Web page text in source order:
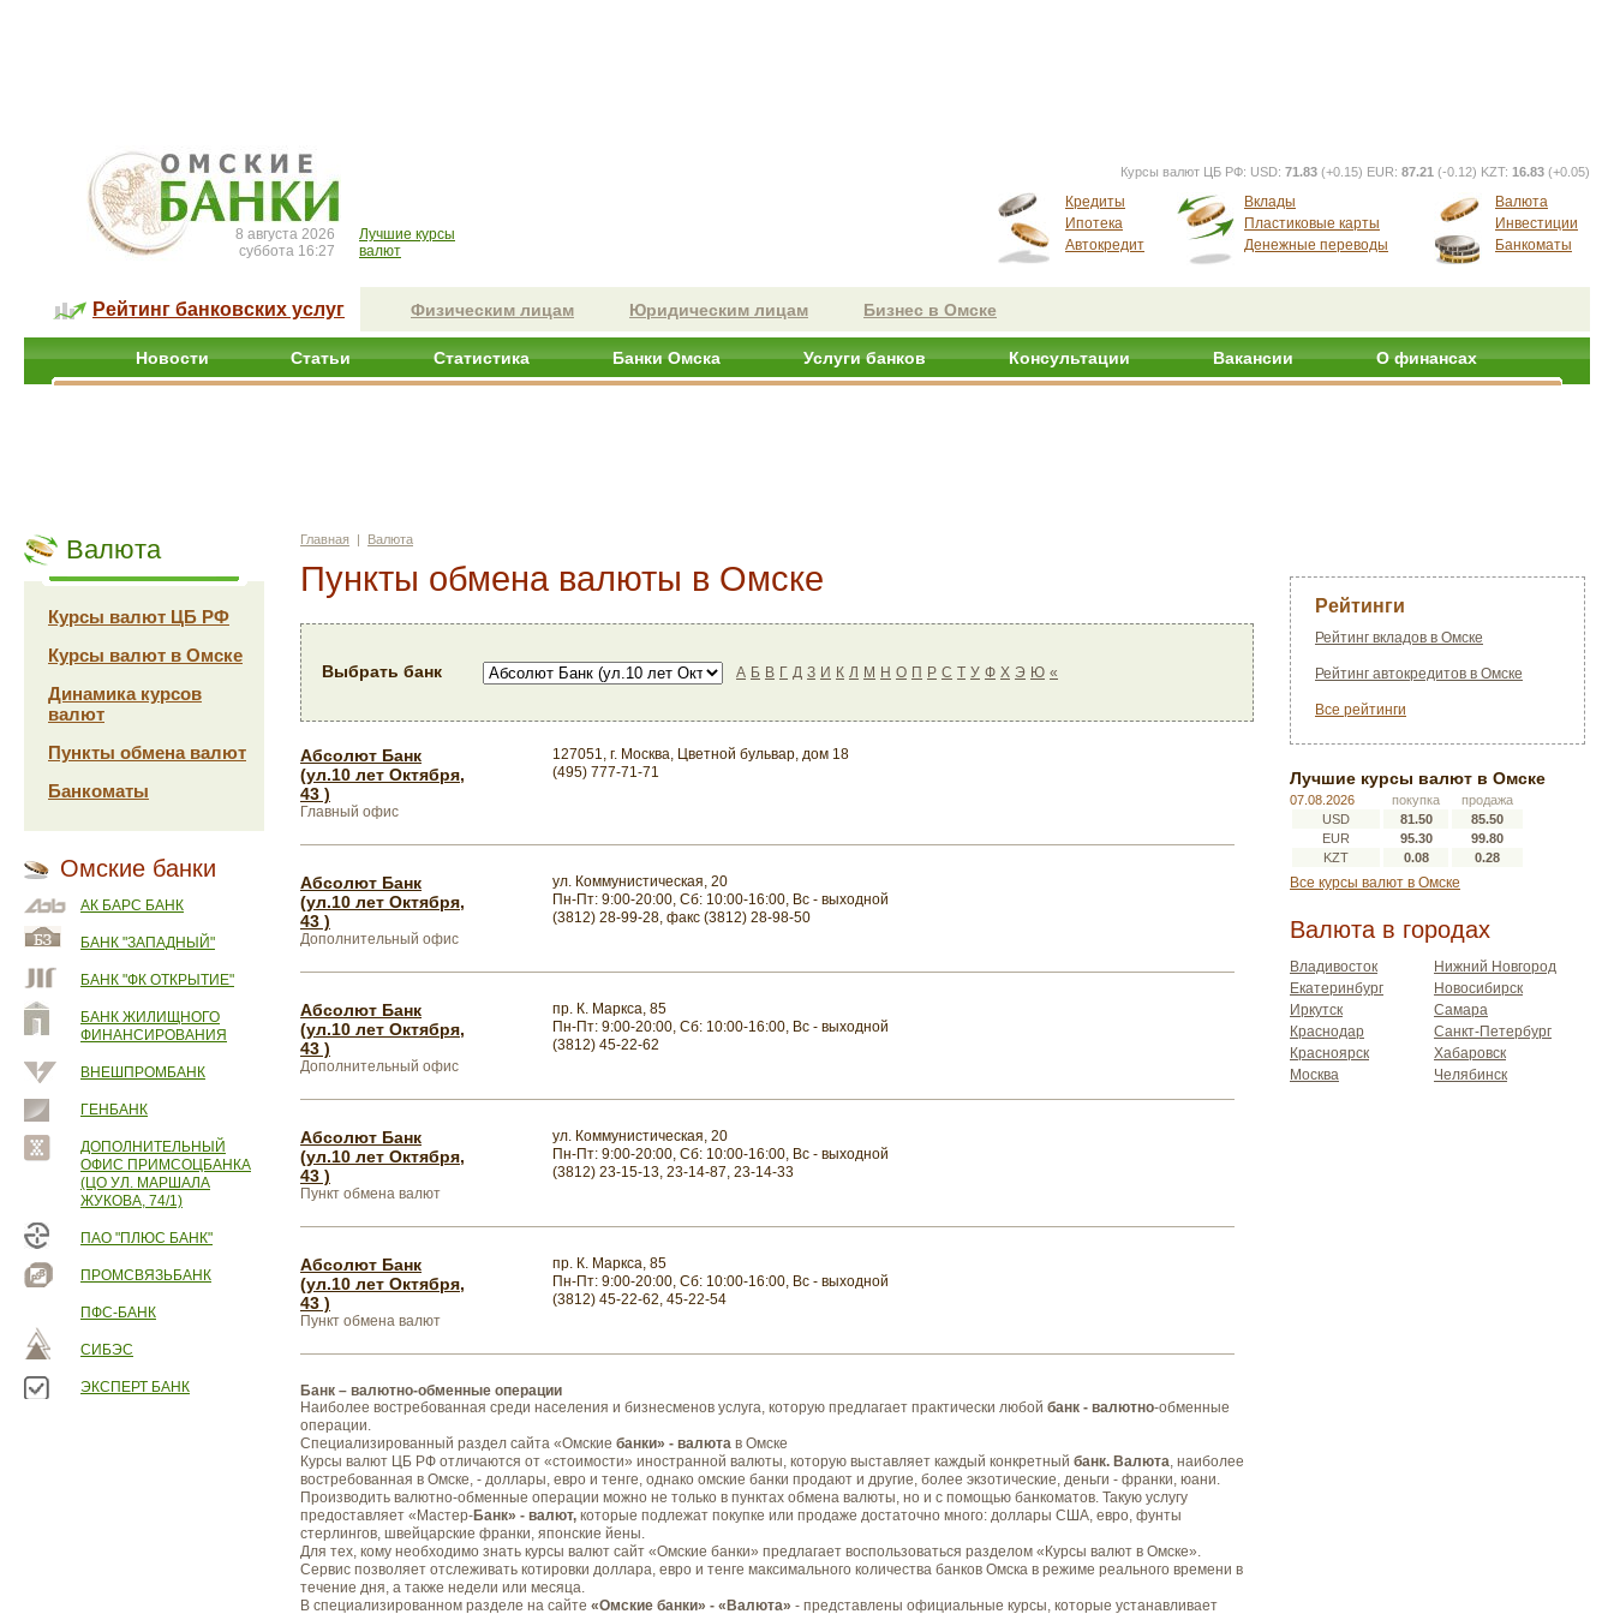
8 августа 2026
суббота 16:27
Лучшие курсы
валют
Курсы валют ЦБ РФ: USD: 71.83 (+0.15) EUR: 87.21 (-0.12) KZT: 16.83 (+0.05)
Кредиты
Ипотека
Автокредит
Вклады
Пластиковые карты
Денежные переводы
Валюта
Инвестиции
Банкоматы
Рейтинг банковских услуг Физическим лицам Юридическим лицам Бизнес в Омске
Новости Статьи Статистика Банки Омска Услуги банков Консультации Вакансии О финансах
Валюта
Курсы валют ЦБ РФ
Курсы валют в Омске
Динамика курсов
валют
Пункты обмена валют
Банкоматы
Омские банки
АК БАРС БАНК
БАНК "ЗАПАДНЫЙ"
БАНК "ФК ОТКРЫТИЕ"
БАНК ЖИЛИЩНОГО
ФИНАНСИРОВАНИЯ
ВНЕШПРОМБАНК
ГЕНБАНК
ДОПОЛНИТЕЛЬНЫЙ
ОФИС ПРИМСОЦБАНКА
(ЦО УЛ. МАРШАЛА
ЖУКОВА, 74/1)
ПАО "ПЛЮС БАНК"
ПРОМСВЯЗЬБАНК
ПФС-БАНК
СИБЭС
ЭКСПЕРТ БАНК
Главная | Валюта
Пункты обмена валюты в Омске
Выбрать банк А Б В Г Д З И К Л М Н О П Р С Т У Ф Х Э Ю «
Абсолют Банк
(ул.10 лет Октября,
43 )
Главный офис
127051, г. Москва, Цветной бульвар, дом 18
(495) 777-71-71
Абсолют Банк
(ул.10 лет Октября,
43 )
Дополнительный офис
ул. Коммунистическая, 20
Пн-Пт: 9:00-20:00, Сб: 10:00-16:00, Вс - выходной
(3812) 28-99-28, факс (3812) 28-98-50
Абсолют Банк
(ул.10 лет Октября,
43 )
Дополнительный офис
пр. К. Маркса, 85
Пн-Пт: 9:00-20:00, Сб: 10:00-16:00, Вс - выходной
(3812) 45-22-62
Абсолют Банк
(ул.10 лет Октября,
43 )
Пункт обмена валют
ул. Коммунистическая, 20
Пн-Пт: 9:00-20:00, Сб: 10:00-16:00, Вс - выходной
(3812) 23-15-13, 23-14-87, 23-14-33
Абсолют Банк
(ул.10 лет Октября,
43 )
Пункт обмена валют
пр. К. Маркса, 85
Пн-Пт: 9:00-20:00, Сб: 10:00-16:00, Вс - выходной
(3812) 45-22-62, 45-22-54
Банк – валютно-обменные операции
Наиболее востребованная среди населения и бизнесменов услуга, которую предлагает практически любой банк - валютно-обменные
операции.
Специализированный раздел сайта «Омские банки» - валюта в Омске
Курсы валют ЦБ РФ отличаются от «стоимости» иностранной валюты, которую выставляет каждый конкретный банк. Валюта, наиболее
востребованная в Омске, - доллары, евро и тенге, однако омские банки продают и другие, более экзотические, деньги - франки, юани.
Производить валютно-обменные операции можно не только в пунктах обмена валюты, но и с помощью банкоматов. Такую услугу
предоставляет «Мастер-Банк» - валют, которые подлежат покупке или продаже достаточно много: доллары США, евро, фунты
стерлингов, швейцарские франки, японские йены.
Для тех, кому необходимо знать курсы валют сайт «Омские банки» предлагает воспользоваться разделом «Курсы валют в Омске».
Сервис позволяет отслеживать котировки доллара, евро и тенге максимального количества банков Омска в режиме реального времени в
течение дня, а также недели или месяца.
В специализированном разделе на сайте «Омские банки» - «Валюта» - представлены официальные курсы, которые устанавливает
Рейтинги
Рейтинг вкладов в Омске
Рейтинг автокредитов в Омске
Все рейтинги
Лучшие курсы валют в Омске
07.08.2026 покупка
продажа
USD
81.50
85.50
EUR
95.30
99.80
KZT
0.08 0.28
Все курсы валют в Омске
Валюта в городах
Владивосток
Екатеринбург
Иркутск
Краснодар
Красноярск
Москва
Нижний Новгород
Новосибирск
Самара
Санкт-Петербург
Хабаровск
Челябинск